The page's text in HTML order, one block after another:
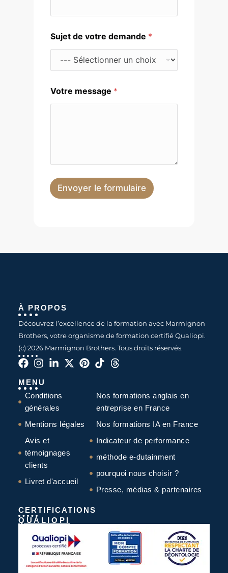
t
e
p
r
s
Sujet de votre demande *
Votre message *
Envoyer le formulaire
À PROPOS
Découvrez l’excellence de la formation avec Marmignon
Brothers, votre organisme de formation certifié Qualiopi.
(c) 2026 Marmignon Brothers. Tous droits réservés.
MENU
Conditions
générales
Mentions légales
Avis et
témoignages
clients
Livret d'accueil
Nos formations anglais en
entreprise en France
Nos formations IA en France
Indicateur de performance
méthode e-dutainment
pourquoi nous choisir ?
Presse, médias & partenaires
CERTIFICATIONS
QUALIOPI